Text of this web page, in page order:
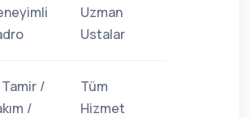
Uzman
Ustalar
Tamir /
/
Tüm
Hizmet